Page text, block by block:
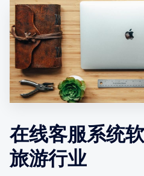
在线客服系统
旅游行业